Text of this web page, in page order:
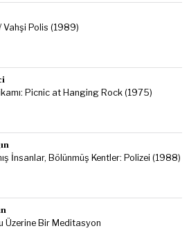
Vahşi Polis (1989)
Picnic at Hanging Rock (1975)
İnsanlar, Bölünmüş Kentler: Polizei (1988)
Üzerine Bir Meditasyon